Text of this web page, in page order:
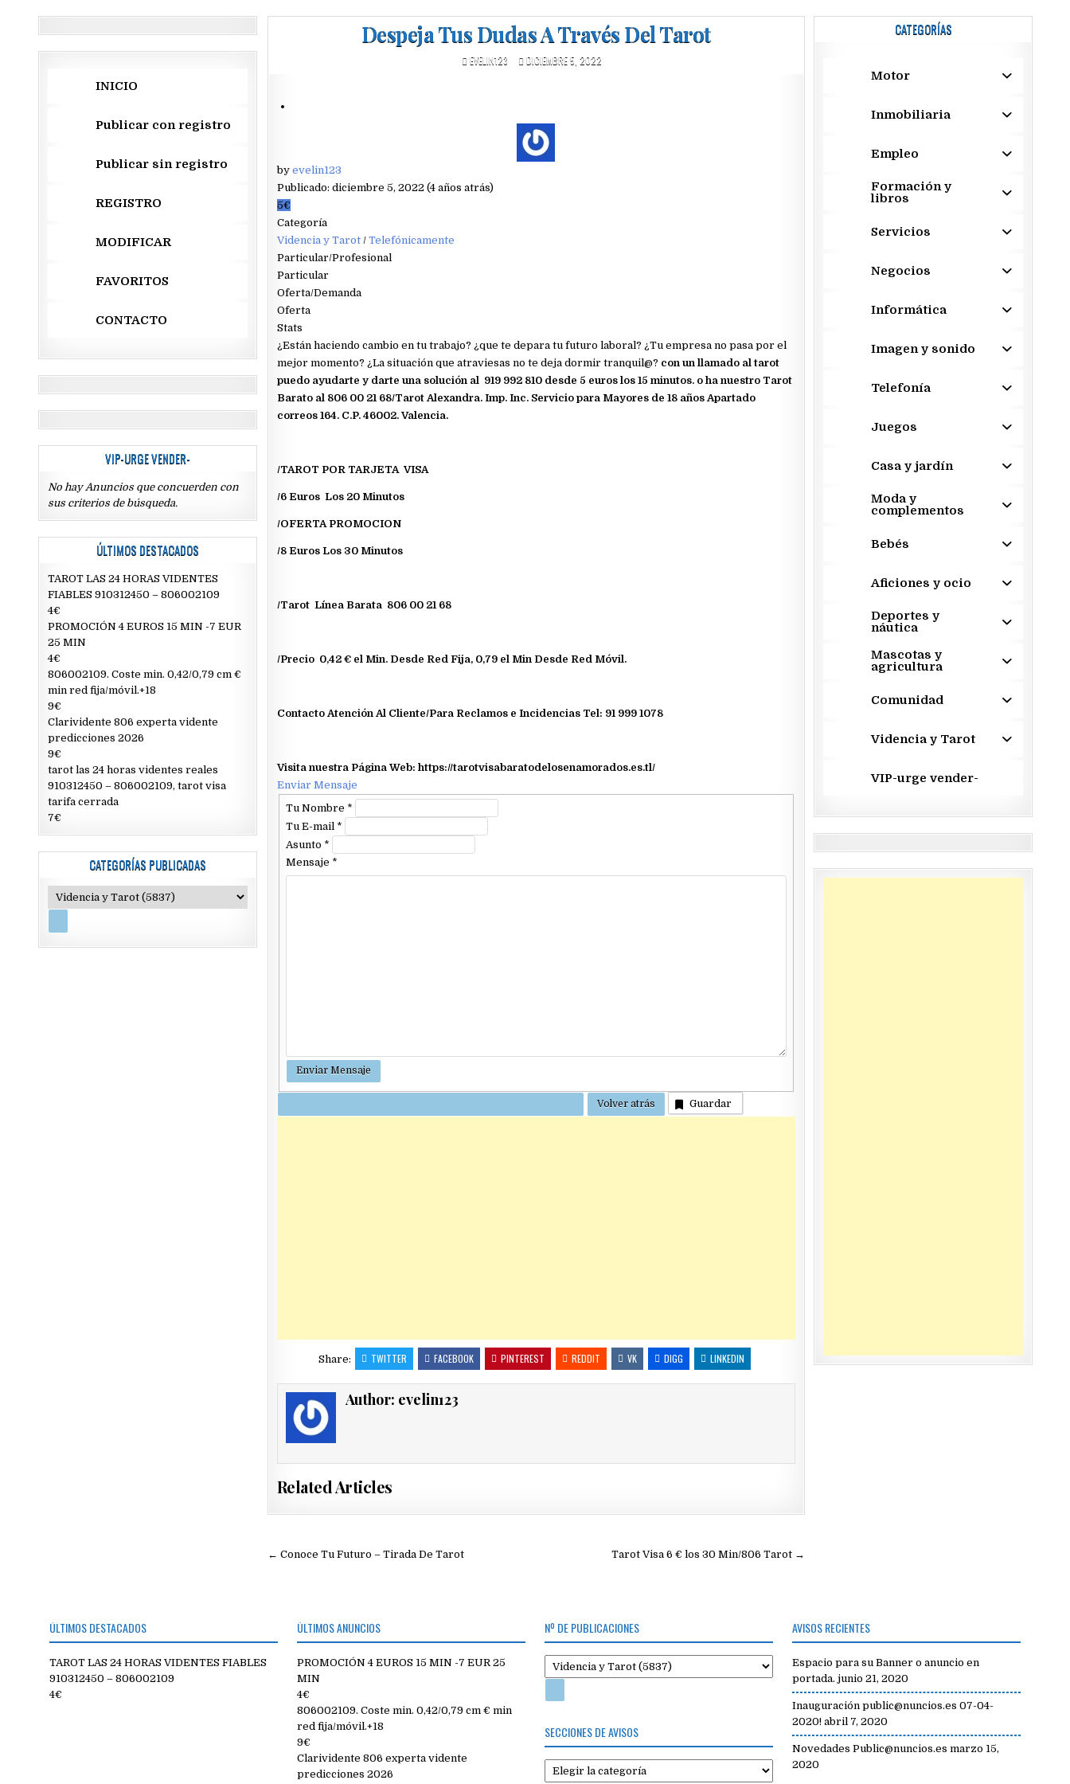
Despeja Tus Dudas A Través Del Tarot
EVELIN123 DICIEMBRE 5, 2022
by evelin123
Publicado: diciembre 5, 2022 (4 años atrás)
5€
Categoría
Videncia y Tarot/ Telefónicamente
Particular/Profesional
Particular
Oferta/Demanda
Oferta
Stats
¿Están haciendo cambio en tu trabajo? ¿que te depara tu futuro laboral? ¿Tu empresa no pasa por el
mejor momento? ¿La situación que atraviesas no te deja dormir tranquil@? con un llamado al tarot
puedo ayudarte y darte una solución al 919 992 810 desde 5 euros los 15 minutos. o ha nuestro Tarot
Barato al 806 00 21 68/Tarot Alexandra. Imp. Inc. Servicio para Mayores de 18 años Apartado
correos 164. C.P. 46002. Valencia.
/TAROT POR TARJETA VISA
/6 Euros Los 20 Minutos
/OFERTA PROMOCION
/8 Euros Los 30 Minutos
/Tarot Línea Barata 806 00 21 68
/Precio 0,42 € el Min. Desde Red Fija, 0,79 el Min Desde Red Móvil.
Contacto Atención Al Cliente/Para Reclamos e Incidencias Tel: 91 999 1078
Visita nuestra Página Web: https://tarotvisabaratodelosenamorados.es.tl/
Enviar Mensaje
Tu Nombre *
Tu E-mail *
Asunto *
Mensaje *
Guardar
Share: TWITTER FACEBOOK PINTEREST REDDIT VK DIGG LINKEDIN
Author: evelin123
Related Articles
Navegación
← Conoce Tu Futuro – Tirada De Tarot Tarot Visa 6 € los 30 Min/806 Tarot →
INICIO
Publicar con registro
Publicar sin registro
REGISTRO
MODIFICAR
FAVORITOS
CONTACTO
VIP-URGE VENDER-
No hay Anuncios que concuerden con
sus criterios de búsqueda.
ÚLTIMOS DESTACADOS
TAROT LAS 24 HORAS VIDENTES
FIABLES 910312450 – 806002109
4€
PROMOCIÓN 4 EUROS 15 MIN -7 EUR
25 MIN
4€
806002109. Coste min. 0,42/0,79 cm €
min red fija/móvil.+18
9€
Clarividente 806 experta vidente
predicciones 2026
9€
tarot las 24 horas videntes reales
910312450 – 806002109, tarot visa
tarifa cerrada
7€
CATEGORÍAS PUBLICADAS
CATEGORÍAS
Motor
Inmobiliaria
Empleo
Formación y
libros
Servicios
Negocios
Informática
Imagen y sonido
Telefonía
Juegos
Casa y jardín
Moda y
complementos
Bebés
Aficiones y ocio
Deportes y
náutica
Mascotas y
agricultura
Comunidad
Videncia y Tarot
VIP-urge vender-
ÚLTIMOS DESTACADOS
TAROT LAS 24 HORAS VIDENTES FIABLES
910312450 – 806002109
4€
ÚLTIMOS ANUNCIOS
PROMOCIÓN 4 EUROS 15 MIN -7 EUR 25
MIN
4€
806002109. Coste min. 0,42/0,79 cm € min
red fija/móvil.+18
9€
Clarividente 806 experta vidente
predicciones 2026
Nº DE PUBLICACIONES
SECCIONES DE AVISOS
Secciones
AVISOS RECIENTES
Espacio para su Banner o anuncio en
portada. junio 21, 2020
Inauguración public@nuncios.es 07-04-
2020! abril 7, 2020
Novedades Public@nuncios.es marzo 15,
2020